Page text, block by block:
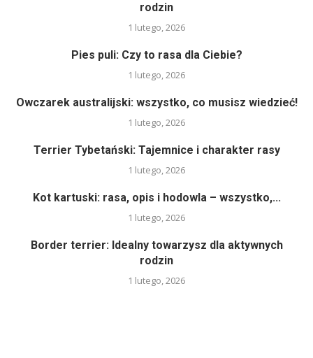
rodzin
1 lutego, 2026
Pies puli: Czy to rasa dla Ciebie?
1 lutego, 2026
Owczarek australijski: wszystko, co musisz wiedzieć!
1 lutego, 2026
Terrier Tybetański: Tajemnice i charakter rasy
1 lutego, 2026
Kot kartuski: rasa, opis i hodowla – wszystko,...
1 lutego, 2026
Border terrier: Idealny towarzysz dla aktywnych
rodzin
1 lutego, 2026